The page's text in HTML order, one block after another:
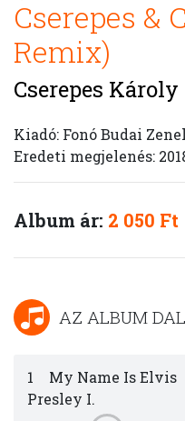
Cserepes &
Remix)
Cserepes Károly
Kiadó: Fonó Budai
Eredeti megjelenés:
Album ár: 2 050 Ft
AZ ALBUM
1
My Name Is Elvis
Presley I.